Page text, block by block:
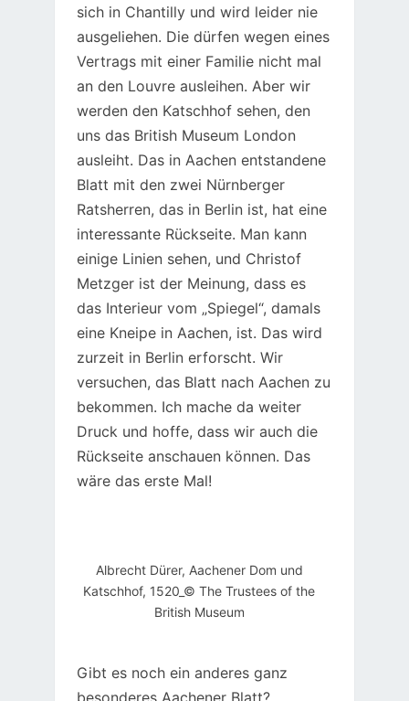
sich in Chantilly und wird leider nie
ausgeliehen. Die dürfen wegen eines
Vertrags mit einer Familie nicht mal
an den Louvre ausleihen. Aber wir
werden den Katschhof sehen, den
uns das British Museum London
ausleiht. Das in Aachen entstandene
Blatt mit den zwei Nürnberger
Ratsherren, das in Berlin ist, hat eine
interessante Rückseite. Man kann
einige Linien sehen, und Christof
Metzger ist der Meinung, dass es
das Interieur vom „Spiegel“, damals
eine Kneipe in Aachen, ist. Das wird
zurzeit in Berlin erforscht. Wir
versuchen, das Blatt nach Aachen zu
bekommen. Ich mache da weiter
Druck und hoffe, dass wir auch die
Rückseite anschauen können. Das
wäre das erste Mal!
Albrecht Dürer, Aachener Dom und
Katschhof, 1520_© The Trustees of the
British Museum
Gibt es noch ein anderes ganz
besonderes Aachener Blatt?